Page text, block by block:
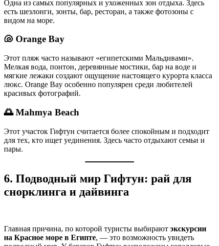
Одна из самых популярных и ухоженных зон отдыха. Здесь
есть шезлонги, зонты, бар, ресторан, а также фотозоны с
видом на море.
🐚 Orange Bay
Этот пляж часто называют «египетскими Мальдивами».
Мелкая вода, понтон, деревянные мостики, бар на воде и
мягкие лежаки создают ощущение настоящего курорта класса
люкс. Orange Bay особенно популярен среди любителей
красивых фотографий.
🌅Mahmya Beach
Этот участок Гифтун считается более спокойным и подходит
для тех, кто ищет уединения. Здесь часто отдыхают семьи и
пары.
6. Подводный мир Гифтун: рай для
снорклинга и дайвинга
Главная причина, по которой туристы выбирают экскурсии
на Красное море в Египте, — это возможность увидеть